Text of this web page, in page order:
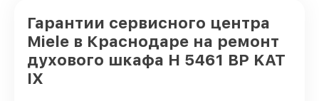
Гарантии сервисного центра
Miele в Краснодаре на ремонт
духового шкафа H 5461 BP KAT
IX